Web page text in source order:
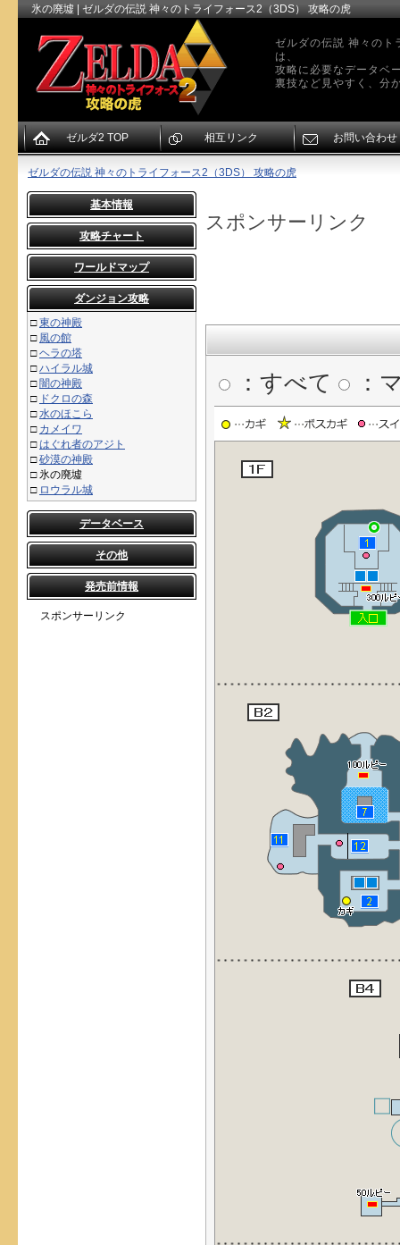
氷の廃墟 | ゼルダの伝説 神々のトライフォース2（3DS） 攻略の虎
ゼルダの伝説 神々の
は、
攻略に必要なデータベ
裏技など見やすく、分
ゼルダの伝説 神々のトライフォース2（3DS） 攻略の虎
基本情報
攻略チャート
ワールドマップ
ダンジョン攻略
□東の神殿
□ 風の館
□ヘラの塔
□ハイラル城
□ 闇の神殿
□ ドクロの森
□水のほこら
□ カメイワ
□はぐれ者のアジト
□砂漠の神殿
□氷の廃墟
□ ロウラル城
データベース
その他
発売前情報
スポンサーリンク
スポンサーリンク
：すべて ：
ゼルダ2 TOP 相互リンク お問い合わせ